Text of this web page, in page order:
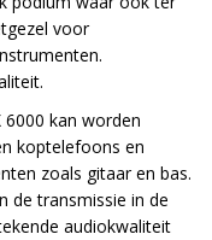
voor
kan worden
koptelefoons en
zoals gitaar en bas.
de transmissie in de
audiokwaliteit